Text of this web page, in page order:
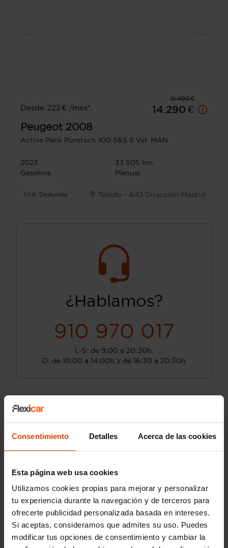
Consentimiento Detalles Acerca de las cookies
Esta página web usa cookies
Utilizamos cookies propias para mejorar y personalizar
tu experiencia durante la navegación y de terceros para
ofrecerte publicidad personalizada basada en intereses.
Si aceptas, consideramos que admites su uso. Puedes
modificar tus opciones de consentimiento y cambiar la
15.490 €
Desde 222 € /mes*
14.290 €
Peugeot 2008
Active Pack Puretech 100 S&S 6 Vel. MAN
2023
33.505 km
Gasolina
Manual
I.V.A. Deducible Toledo - A42 Dirección Madrid
¿Hablamos?
910 970 017
L-S: de 9:00 a 20:30h.
D: de 10:00 a 14:00h y de 16:30 a 20:30h